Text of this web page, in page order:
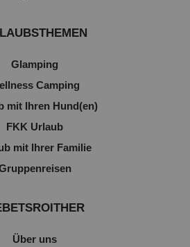
Glamping
Camping
mit Ihren Hund(en)
FKK Urlaub
mit Ihrer Familie
Über uns